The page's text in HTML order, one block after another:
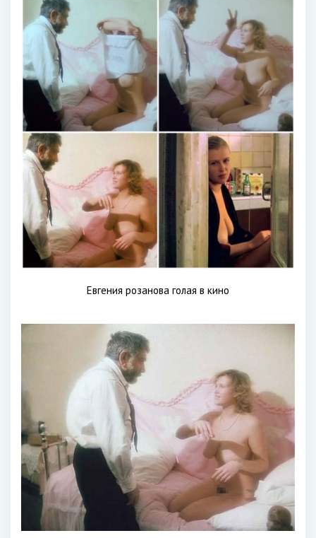
Евгения розанова голая в кино